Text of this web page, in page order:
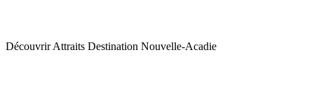
Découvrir Attraits Destination Nouvelle-Acadie